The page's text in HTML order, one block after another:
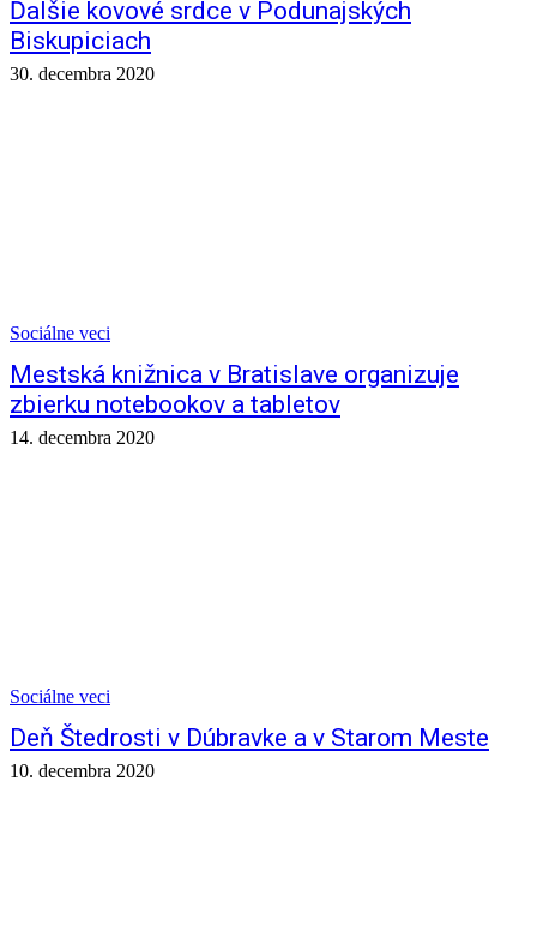
Ďalšie kovové srdce v Podunajských
Biskupiciach
30. decembra 2020
Sociálne veci
Mestská knižnica v Bratislave organizuje
zbierku notebookov a tabletov
14. decembra 2020
Sociálne veci
Deň Štedrosti v Dúbravke a v Starom Meste
10. decembra 2020